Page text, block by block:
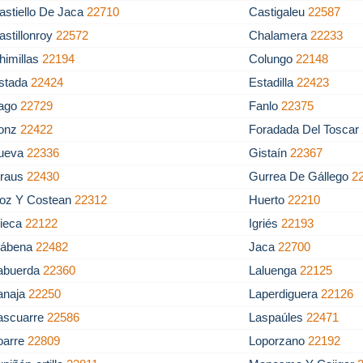
De Jaca 22710 Castigaleu 22587
22572 Chalamera 22233
22194 Colungo 22148
22424 Estadilla 22423
22729 Fanlo 22375
22422 Foradada Del Toscar
22336 Gistaín 22367
22430 Gurrea De Gállego
Y Costean 22312 Huerto 22210
22122 Igriés 22193
22482 Jaca 22700
22360 Laluenga 22125
22250 Laperdiguera 22126
22586 Laspaúles 22471
22809 Loporzano 22192